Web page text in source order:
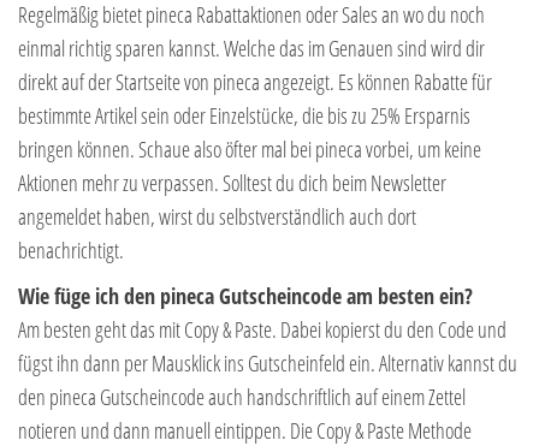
Regelmäßig bietet pineca Rabattaktionen oder Sales an wo du noch
einmal richtig sparen kannst. Welche das im Genauen sind wird dir
direkt auf der Startseite von pineca angezeigt. Es können Rabatte für
bestimmte Artikel sein oder Einzelstücke, die bis zu 25% Ersparnis
bringen können. Schaue also öfter mal bei pineca vorbei, um keine
Aktionen mehr zu verpassen. Solltest du dich beim Newsletter
angemeldet haben, wirst du selbstverständlich auch dort
benachrichtigt.
Wie füge ich den pineca Gutscheincode am besten ein?
Am besten geht das mit Copy & Paste. Dabei kopierst du den Code und
fügst ihn dann per Mausklick ins Gutscheinfeld ein. Alternativ kannst du
den pineca Gutscheincode auch handschriftlich auf einem Zettel
notieren und dann manuell eintippen. Die Copy & Paste Methode